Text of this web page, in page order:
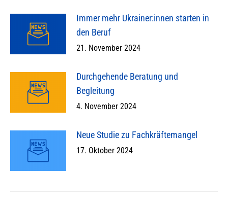
Immer mehr Ukrainer:innen starten in
den Beruf
21. November 2024
Durchgehende Beratung und
Begleitung
4. November 2024
Neue Studie zu Fachkräftemangel
17. Oktober 2024